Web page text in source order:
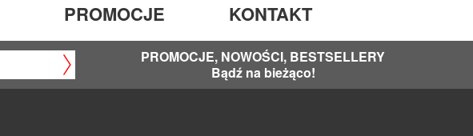
PROMOCJE KONTAKT
PROMOCJE, NOWOŚCI, BESTSELLERY
Bądź na bieżąco!